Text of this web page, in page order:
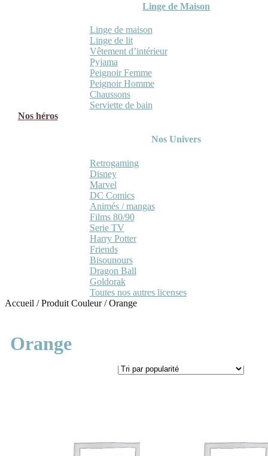
Linge de Maison
Linge de maison
Linge de lit
Vêtement d’intérieur
Pyjama
Peignoir Femme
Peignoir Homme
Chaussons
Serviette de bain
Nos héros
Nos Univers
Retrogaming
Disney
Marvel
DC Comics
Animés / mangas
Films 80/90
Serie TV
Harry Potter
Friends
Bisounours
Dragon Ball
Goldorak
Toutes nos autres licenses
Accueil /Produit Couleur/Orange
Orange